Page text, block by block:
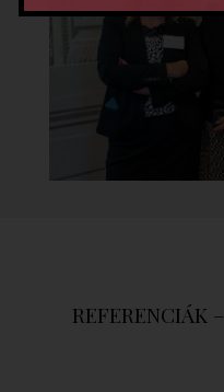
REFERENCIÁK